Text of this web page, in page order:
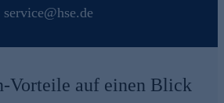
service@hse.de
Vorteile auf einen Blick